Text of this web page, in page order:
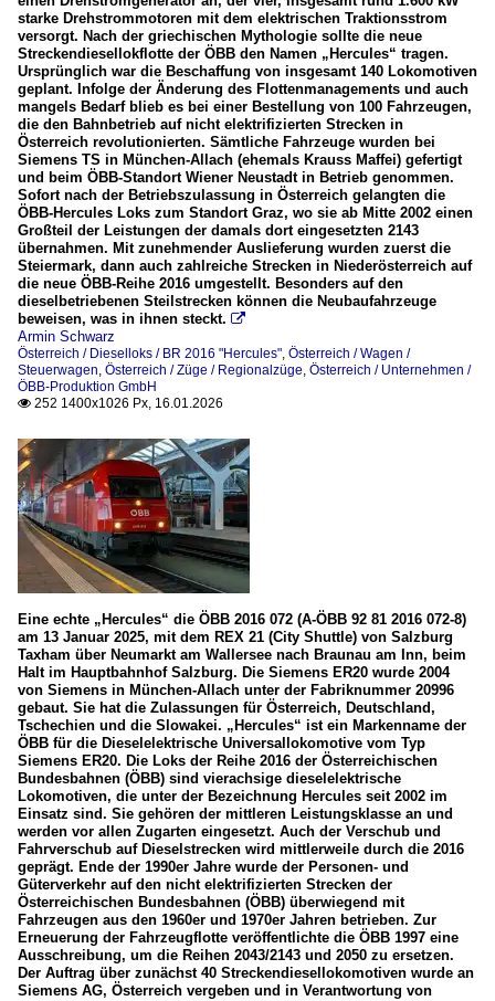
starke Drehstrommotoren mit dem elektrischen Traktionsstrom
versorgt. Nach der griechischen Mythologie sollte die neue
Streckendiesellokflotte der ÖBB den Namen „Hercules“ tragen.
Ursprünglich war die Beschaffung von insgesamt 140 Lokomotiven
geplant. Infolge der Änderung des Flottenmanagements und auch
mangels Bedarf blieb es bei einer Bestellung von 100 Fahrzeugen,
die den Bahnbetrieb auf nicht elektrifizierten Strecken in
Österreich revolutionierten. Sämtliche Fahrzeuge wurden bei
Siemens TS in München-Allach (ehemals Krauss Maffei) gefertigt
und beim ÖBB-Standort Wiener Neustadt in Betrieb genommen.
Sofort nach der Betriebszulassung in Österreich gelangten die
ÖBB-Hercules Loks zum Standort Graz, wo sie ab Mitte 2002 einen
Großteil der Leistungen der damals dort eingesetzten 2143
übernahmen. Mit zunehmender Auslieferung wurden zuerst die
Steiermark, dann auch zahlreiche Strecken in Niederösterreich auf
die neue ÖBB-Reihe 2016 umgestellt. Besonders auf den
dieselbetriebenen Steilstrecken können die Neubaufahrzeuge
beweisen, was in ihnen steckt. 
Armin Schwarz
Österreich / Dieselloks / BR 2016 "Hercules", Österreich / Wagen /
Steuerwagen, Österreich / Züge / Regionalzüge, Österreich / Unternehmen /
ÖBB-Produktion GmbH
 252 1400x1026 Px, 16.01.2026
Eine echte „Hercules“ die ÖBB 2016 072 (A-ÖBB 92 81 2016 072-8)
am 13 Januar 2025, mit dem REX 21 (City Shuttle) von Salzburg
Taxham über Neumarkt am Wallersee nach Braunau am Inn, beim
Halt im Hauptbahnhof Salzburg. Die Siemens ER20 wurde 2004
von Siemens in München-Allach unter der Fabriknummer 20996
gebaut. Sie hat die Zulassungen für Österreich, Deutschland,
Tschechien und die Slowakei. „Hercules“ ist ein Markenname der
ÖBB für die Dieselelektrische Universallokomotive vom Typ
Siemens ER20. Die Loks der Reihe 2016 der Österreichischen
Bundesbahnen (ÖBB) sind vierachsige dieselelektrische
Lokomotiven, die unter der Bezeichnung Hercules seit 2002 im
Einsatz sind. Sie gehören der mittleren Leistungsklasse an und
werden vor allen Zugarten eingesetzt. Auch der Verschub und
Fahrverschub auf Dieselstrecken wird mittlerweile durch die 2016
geprägt. Ende der 1990er Jahre wurde der Personen- und
Güterverkehr auf den nicht elektrifizierten Strecken der
Österreichischen Bundesbahnen (ÖBB) überwiegend mit
Fahrzeugen aus den 1960er und 1970er Jahren betrieben. Zur
Erneuerung der Fahrzeugflotte veröffentlichte die ÖBB 1997 eine
Ausschreibung, um die Reihen 2043/2143 und 2050 zu ersetzen.
Der Auftrag über zunächst 40 Streckendiesellokomotiven wurde an
Siemens AG, Österreich vergeben und in Verantwortung von